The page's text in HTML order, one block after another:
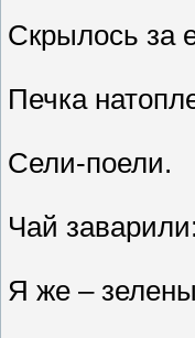
Скрылось за
Печка
Сели-поели.
Чай
Я же –